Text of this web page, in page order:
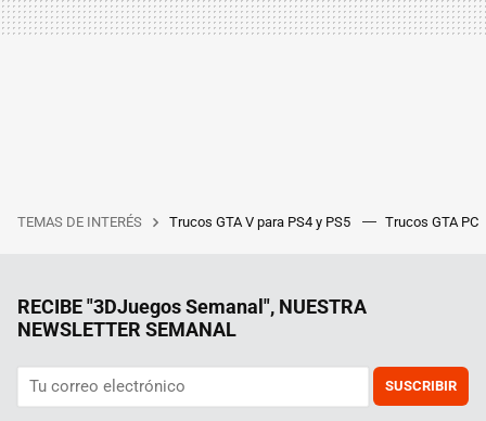
TEMAS DE INTERÉS Trucos GTA V para PS4 y PS5 Trucos GTA PC
RECIBE "3DJuegos Semanal", NUESTRA
NEWSLETTER SEMANAL
SUSCRIBIR